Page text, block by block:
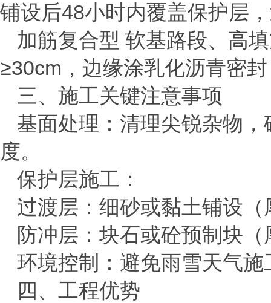
铺设后48小时内覆盖保护层
加筋复合型‌ 软基路段、高
≥30cm ，边缘涂乳化沥青密封
三、施工关键注意事项
基面处理‌：清理尖锐杂物
度。
‌保护层施工‌：
过渡层：细砂或黏土铺设（
防冲层：块石或砼预制块（
环境控制‌：避免雨雪天气施
四、工程优势